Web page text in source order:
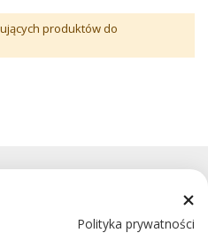
produktów do
Polityka prywatności